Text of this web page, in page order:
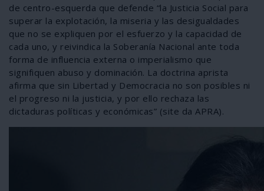
de centro-esquerda que defende “la Justicia Social para
superar la explotación, la miseria y las desigualdades
que no se expliquen por el esfuerzo y la capacidad de
cada uno, y reivindica la Soberanía Nacional ante toda
forma de influencia externa o imperialismo que
signifiquen abuso y dominación. La doctrina aprista
afirma que sin Libertad y Democracia no son posibles ni
el progreso ni la justicia, y por ello rechaza las
dictaduras políticas y económicas” (site da APRA).